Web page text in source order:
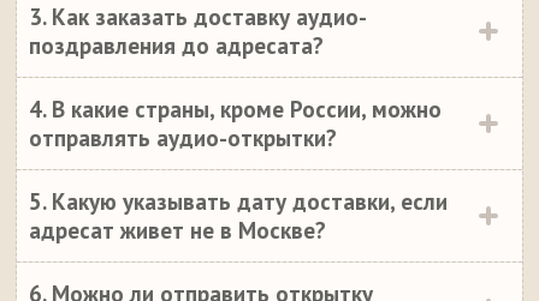
3. Как заказать доставку аудио-
поздравления до адресата?
4. В какие страны, кроме России, можно
отправлять аудио-открытки?
5. Какую указывать дату доставки, если
адресат живет не в Москве?
6. Можно ли отправить открытку